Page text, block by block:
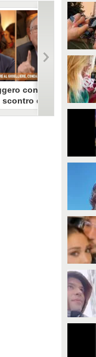
contro Luca
scontro del 2023
"Lo
dicembre 2023. Alla